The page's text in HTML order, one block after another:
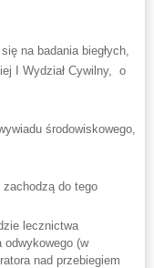
na badania biegłych,
I Wydział Cywilny, o
środowiskowego,
do tego
lecznictwa
odwykowego (w
nad przebiegiem